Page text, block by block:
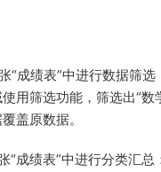
“成绩表”中进行数据筛
用筛选功能，筛选出“
盖原数据。
“成绩表”中进行分类汇总